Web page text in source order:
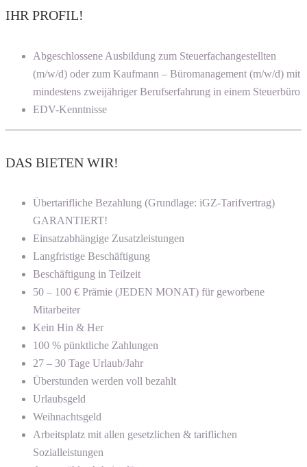
IHR PROFIL!
Abgeschlossene Ausbildung zum Steuerfachangestellten
(m/w/d) oder zum Kaufmann – Büromanagement (m/w/d) mit
mindestens zweijähriger Berufserfahrung in einem Steuerbüro
EDV-Kenntnisse
DAS BIETEN WIR!
Übertarifliche Bezahlung (Grundlage: iGZ-Tarifvertrag)
GARANTIERT!
Einsatzabhängige Zusatzleistungen
Langfristige Beschäftigung
Beschäftigung in Teilzeit
50 – 100 € Prämie (JEDEN MONAT) für geworbene
Mitarbeiter
Kein Hin & Her
100 % pünktliche Zahlungen
27 – 30 Tage Urlaub/Jahr
Überstunden werden voll bezahlt
Urlaubsgeld
Weihnachtsgeld
Arbeitsplatz mit allen gesetzlichen & tariflichen
Sozialleistungen